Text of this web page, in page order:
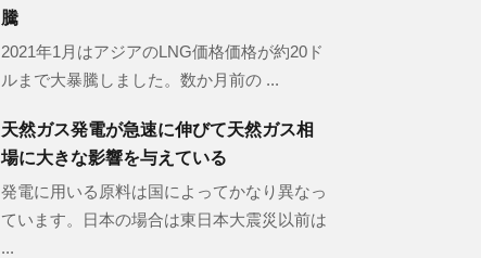
騰
2021年1月はアジアのLNG価格価格が約20ド
ルまで大暴騰しました。数か月前の ...
天然ガス発電が急速に伸びて天然ガス相
場に大きな影響を与えている
発電に用いる原料は国によってかなり異なっ
ています。日本の場合は東日本大震災以前は
...